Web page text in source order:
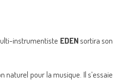
instrumentiste EDENsortira son
naturel pour la musique. Il s’essaie